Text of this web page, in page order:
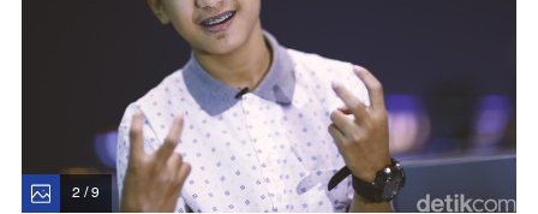
2 / 9